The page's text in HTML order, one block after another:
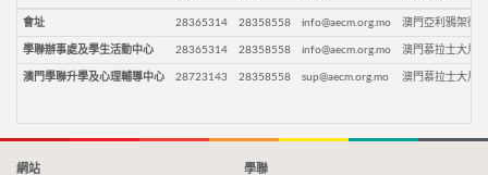
會址 28365314 28358558 info@aecm.org.mo 澳門亞利鴉架街9
學聯辦事處及學生活動中心 28365314 28358558 info@aecm.org.mo 澳門慕拉士大馬
澳門學聯升學及心理輔導中心 28723143 28358558 sup@aecm.org.mo 澳門慕拉士大馬
網站 學聯